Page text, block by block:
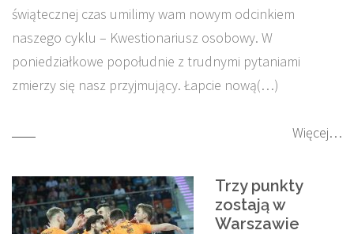
świątecznej czas umilimy wam nowym odcinkiem
naszego cyklu – Kwestionariusz osobowy. W
poniedziałkowe popołudnie z trudnymi pytaniami
zmierzy się nasz przyjmujący. Łapcie nową(…)
Więcej…
Trzy punkty
zostają w
Warszawie